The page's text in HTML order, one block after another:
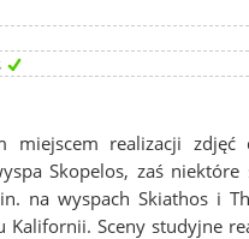
miejscem realizacji
Skopelos, zaś niektóre
na wyspach Skiathos i
Kalifornii. Sceny studyjne